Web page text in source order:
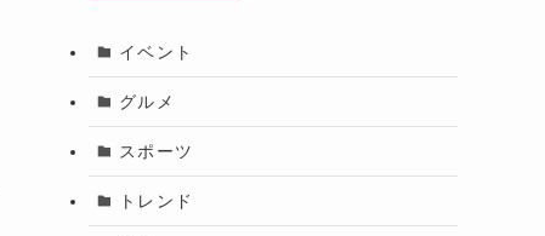
イベント
グルメ
スポーツ
トレンド